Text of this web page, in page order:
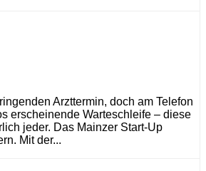
Arzttermin, doch am Telefon
erscheinende Warteschleife – diese
jeder. Das Mainzer Start-Up
Mit der...